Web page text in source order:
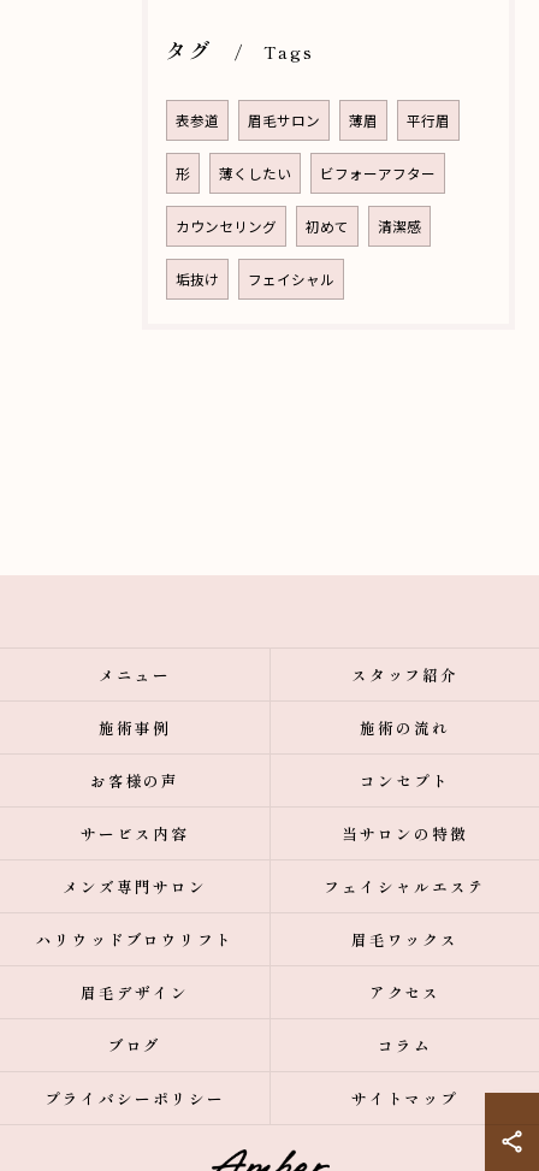
タグ Tags
表参道 眉毛サロン 薄眉 平行眉
形 薄くしたい ビフォーアフター
カウンセリング 初めて 清潔感
垢抜け フェイシャル
メニュー スタッフ紹介
施術事例 施術の流れ
お客様の声 コンセプト
サービス内容 当サロンの特徴
メンズ専門サロン フェイシャルエステ
ハリウッドブロウリフト 眉毛ワックス
眉毛デザイン アクセス
ブログ コラム
プライバシーポリシー サイトマップ